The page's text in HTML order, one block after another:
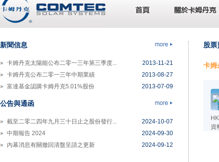
新聞信息
卡姆丹克馬來西亞廠房開始試産
卡姆丹克公布二零一四年第一季度業績
卡姆丹克先舊後新配股集資 7.7 千萬港...
2014-04-07
卡姆丹克太陽能公布二零一三年第三季度...
2013-11-21
卡姆丹克公布二零一三年中期業績
2013-08-27
富達基金認購卡姆丹克5.01%股份
2013-07-09
卡姆丹克太陽能公布二零一三年度第一季...
公告與通函
截至二零二四年九月三十日止之股份發行...
2024-10-07
中期報告 2024
2024-09-30
內幕消息有關撤回清盤呈請之更新
2024-09-12
股票
卡姆
資